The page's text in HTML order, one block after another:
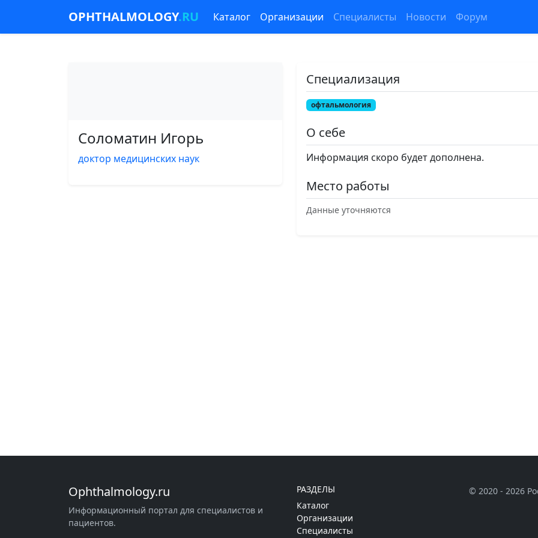
OPHTHALMOLOGY.RU Каталог Организации Специалисты Новости Форум
Соломатин Игорь
доктор медицинских наук
Специализация
офтальмология
О себе
Информация скоро будет дополнена.
Место работы
Данные уточняются
Ophthalmology.ru
Информационный портал для специалистов и
пациентов.
РАЗДЕЛЫ
Каталог
Организации
Специалисты
© 2020 - 2026